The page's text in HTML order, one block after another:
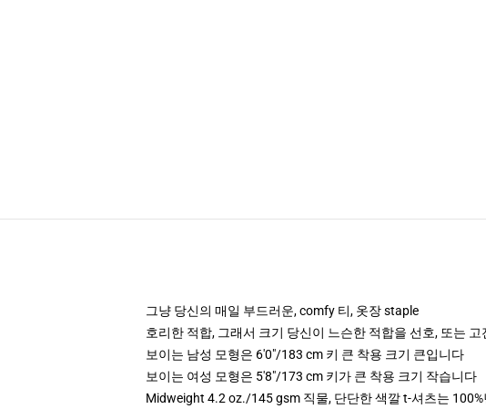
그냥 당신의 매일 부드러운, comfy 티, 옷장 staple
호리한 적합, 그래서 크기 당신이 느슨한 적합을 선호, 또는
보이는 남성 모형은 6'0"/183 cm 키 큰 착용 크기 큰입니다
보이는 여성 모형은 5'8"/173 cm 키가 큰 착용 크기 작습니다
Midweight 4.2 oz./145 gsm 직물, 단단한 색깔 t-셔츠는